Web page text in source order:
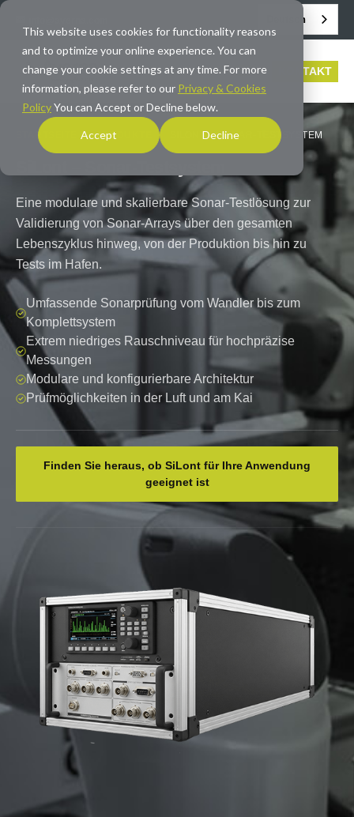
This website uses cookies for functionality reasons
and to optimize your online experience. You can
change your cookie settings at any time. For more
information, please refer to our Privacy & Cookies
PolicyYou can Accept or Decline below.
Accept Decline
Deutsch
KONTAKT
STARTSEITE / PRODUKTE / SILONT – SONAR-TESTSYSTEM
Eine modulare und skalierbare Sonar-Testlösung zur
Validierung von Sonar-Arrays über den gesamten
Lebenszyklus hinweg, von der Produktion bis hin zu
Tests im Hafen.
Umfassende Sonarprüfung vom Wandler bis zum
Komplettsystem
Extrem niedriges Rauschniveau für hochpräzise
Messungen
Modulare und konfigurierbare Architektur
Prüfmöglichkeiten in der Luft und am Kai
Finden Sie heraus, ob SiLont für Ihre Anwendung
geeignet ist